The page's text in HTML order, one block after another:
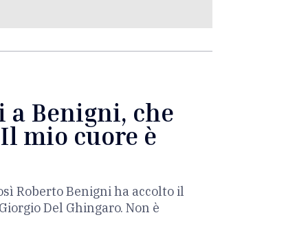
a Benigni, che
mio cuore è
Roberto Benigni ha accolto il
Del Ghingaro. Non è